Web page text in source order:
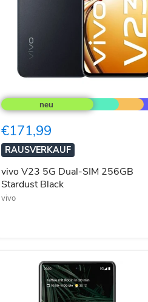
V23
5G
SIM
256GB
Stardust
Black
€171,99
RAUSVERKAUF
vivo V23 5G Dual-SIM 256GB
Stardust Black
vivo